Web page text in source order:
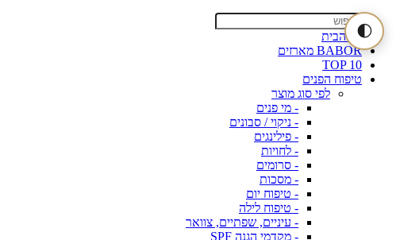
🌓דף הבית
BABOR מארזים
TOP 10
טיפוח הפנים
לפי סוג מוצר
- מי פנים
- ניקוי / סבונים
- פילינגים
- לחויות
- סרומים
- מסכות
- טיפוח יום
- טיפוח לילה
- עיניים, שפתיים, צוואר
- מקדמי הגנה SPF